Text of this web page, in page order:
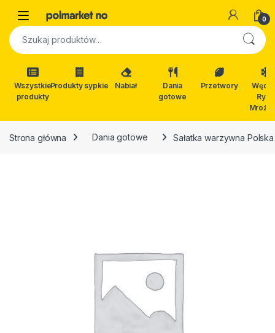
Open 0
Szukaj:
Wszystkie
produkty
Produkty sypkie Nabiał
Dania
gotowe
Przetwory
Ryby
Strona główna Dania gotowe Sałatka warzywna